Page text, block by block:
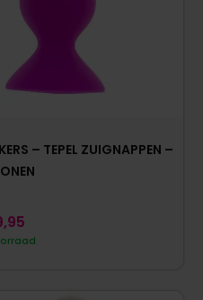
– TEPEL ZUIGNAPPEN –